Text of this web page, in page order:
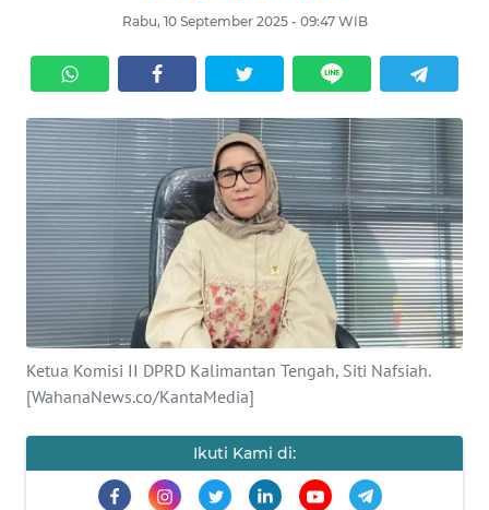
Rabu, 10 September 2025 - 09:47 WIB
Ketua Komisi II DPRD Kalimantan Tengah, Siti Nafsiah.
[WahanaNews.co/KantaMedia]
Ikuti Kami di:
SERBI
OPINI
Informasi
INDEKS
BERITA
KONTAK
KAMI
INFO
IKLAN